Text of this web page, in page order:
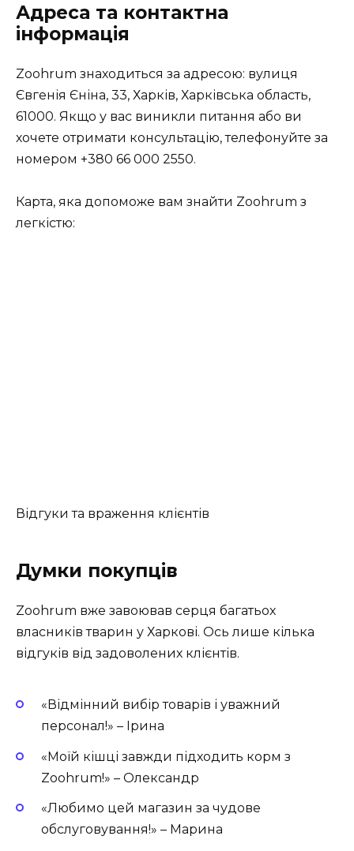
Адреса та контактна
інформація
Zoohrum знаходиться за адресою: вулиця
Євгенія Єніна, 33, Харків, Харківська область,
61000. Якщо у вас виникли питання або ви
хочете отримати консультацію, телефонуйте за
номером +380 66 000 2550.
Карта, яка допоможе вам знайти Zoohrum з
легкістю:
Відгуки та враження клієнтів
Думки покупців
Zoohrum вже завоював серця багатьох
власників тварин у Харкові. Ось лише кілька
відгуків від задоволених клієнтів.
«Відмінний вибір товарів і уважний
персонал!» – Ірина
«Моїй кішці завжди підходить корм з
Zoohrum!» – Олександр
«Любимо цей магазин за чудове
обслуговування!» – Марина